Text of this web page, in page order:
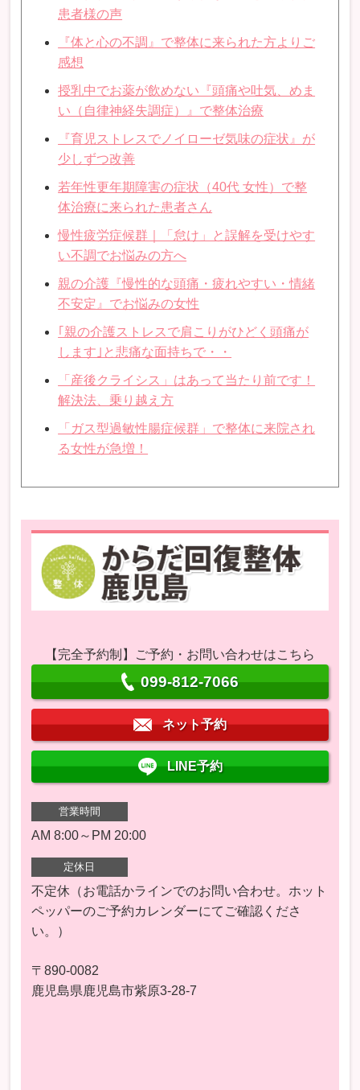
患者様の声
『体と心の不調』で整体に来られた方よりご
感想
授乳中でお薬が飲めない『頭痛や吐気、めま
い（自律神経失調症）』で整体治療
『育児ストレスでノイローゼ気味の症状』が
少しずつ改善
若年性更年期障害の症状（40代 女性）で整
体治療に来られた患者さん
慢性疲労症候群｜「怠け」と誤解を受けやす
い不調でお悩みの方へ
親の介護『慢性的な頭痛・疲れやすい・情緒
不安定』でお悩みの女性
｢親の介護ストレスで肩こりがひどく頭痛が
します｣と悲痛な面持ちで・・
「産後クライシス」はあって当たり前です！
解決法、乗り越え方
「ガス型過敏性腸症候群」で整体に来院され
る女性が急増！
【完全予約制】ご予約・お問い合わせはこちら
099-812-7066
ネット予約
LINE予約
営業時間
AM 8:00～PM 20:00
定休日
不定休（お電話かラインでのお問い合わせ。ホット
ペッパーのご予約カレンダーにてご確認くださ
い。）
〒890-0082
鹿児島県鹿児島市紫原3-28-7